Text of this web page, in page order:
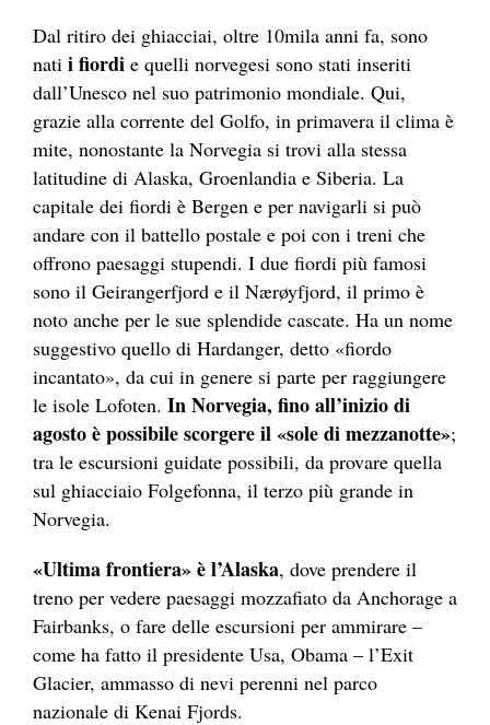
Dal ritiro dei ghiacciai, oltre 10mila anni fa, sono
nati i fiordi e quelli norvegesi sono stati inseriti
dall’Unesco nel suo patrimonio mondiale. Qui,
grazie alla corrente del Golfo, in primavera il clima è
mite, nonostante la Norvegia si trovi alla stessa
latitudine di Alaska, Groenlandia e Siberia. La
capitale dei fiordi è Bergen e per navigarli si può
andare con il battello postale e poi con i treni che
offrono paesaggi stupendi. I due fiordi più famosi
sono il Geirangerfjord e il Nærøyfjord, il primo è
noto anche per le sue splendide cascate. Ha un nome
suggestivo quello di Hardanger, detto «fiordo
incantato», da cui in genere si parte per raggiungere
le isole Lofoten. In Norvegia, fino all’inizio di
agosto è possibile scorgere il «sole di mezzanotte»;
tra le escursioni guidate possibili, da provare quella
sul ghiacciaio Folgefonna, il terzo più grande in
Norvegia.
«Ultima frontiera» è l’Alaska, dove prendere il
treno per vedere paesaggi mozzafiato da Anchorage a
Fairbanks, o fare delle escursioni per ammirare –
come ha fatto il presidente Usa, Obama – l’Exit
Glacier, ammasso di nevi perenni nel parco
nazionale di Kenai Fjords.